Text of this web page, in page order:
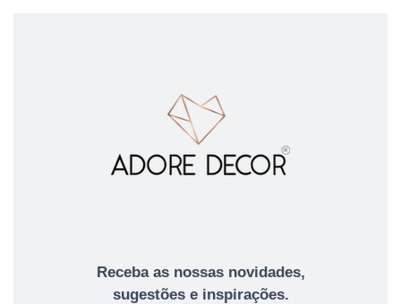
Receba as nossas novidades,
sugestões e inspirações.